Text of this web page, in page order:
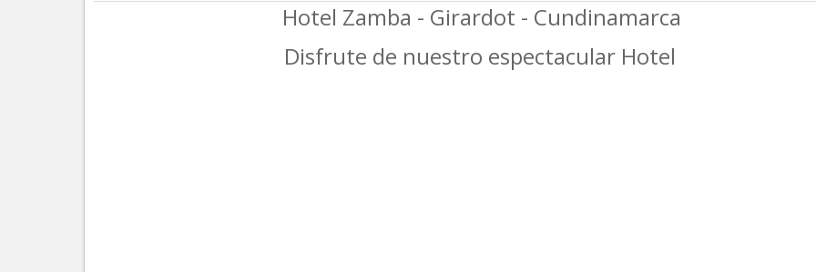
Hotel Zamba - Girardot - Cundinamarca
Disfrute de nuestro espectacular Hotel